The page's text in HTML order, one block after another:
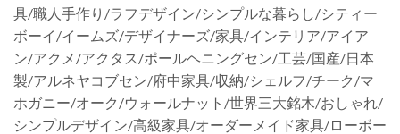
具/職人手作り/ラフデザイン/シンプルな暮らし/シティー
ボーイ/イームズ/デザイナーズ/家具/インテリア/アイア
ン/アクメ/アクタス/ポールヘニングセン/工芸/国産/日本
製/アルネヤコブセン/府中家具/収納/シェルフ/チーク/マ
ホガニー/オーク/ウォールナット/世界三大銘木/おしゃれ/
シンプルデザイン/高級家具/オーダーメイド家具/ローボー